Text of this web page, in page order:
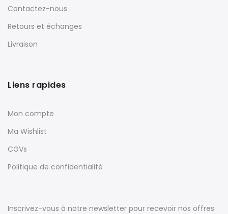
Contactez-nous
Retours et échanges
Livraison
Liens rapides
Mon compte
Ma Wishlist
CGVs
Politique de confidentialité
Inscrivez-vous à notre newsletter pour recevoir nos offres